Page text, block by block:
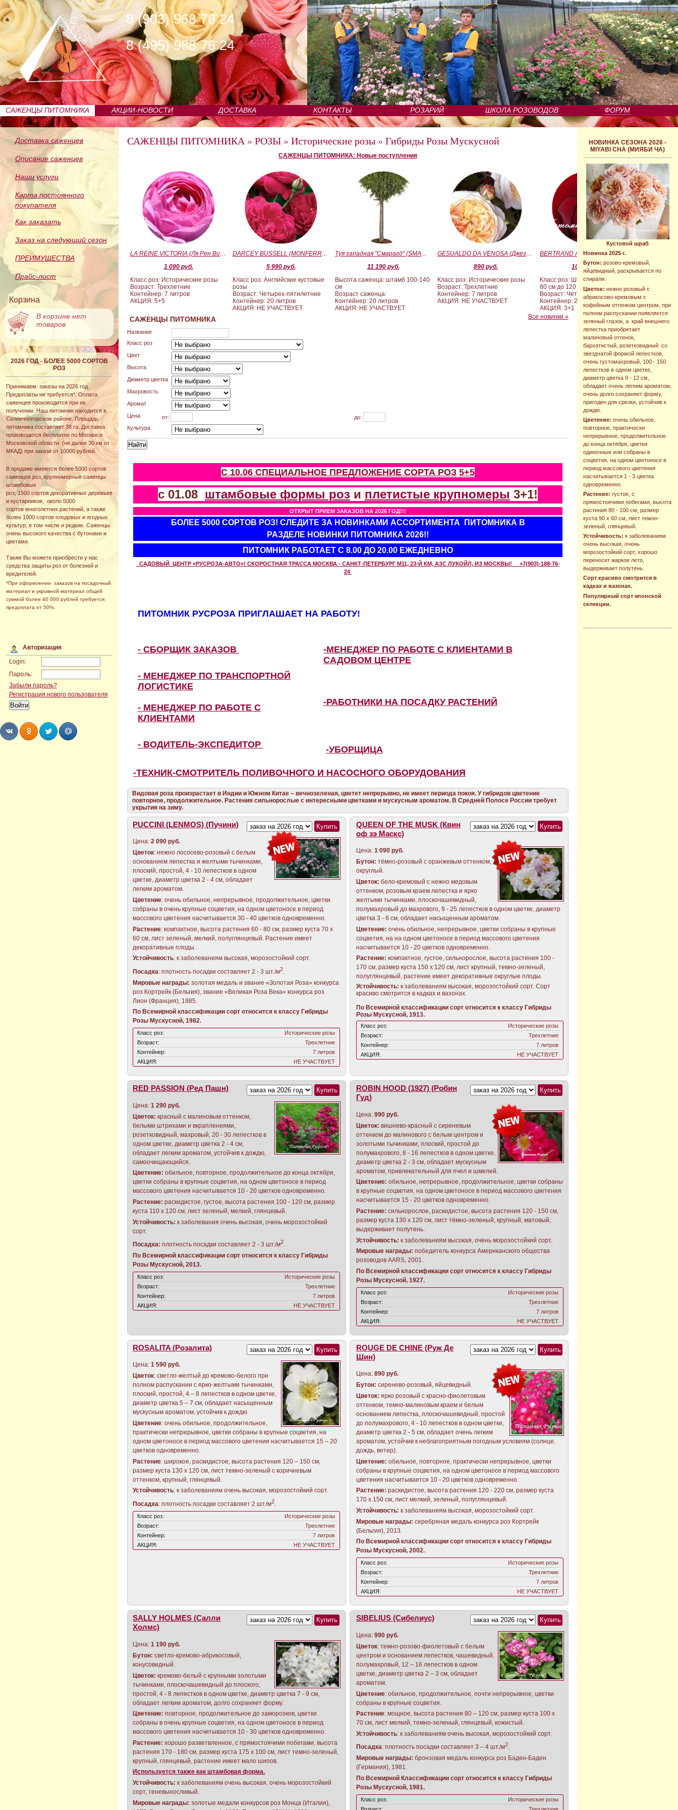
8 (903) 968 76 24
8 (495) 988 76 24
САЖЕНЦЫ ПИТОМНИКА АКЦИИ-НОВОСТИ ДОСТАВКА КОНТАКТЫ РОЗАРИЙ ШКОЛА РОЗОВОДОВ ФОРУМ
Доставка саженцев
Описание саженцев
Наши услуги
Карта постоянного
покупателя
Как заказать
Заказ на следующий сезон
ПРЕИМУЩЕСТВА
Прайс-лист
Корзина
В корзине нет
товаров
2026 ГОД - БОЛЕЕ 5000 СОРТОВ
РОЗ
Принимаем заказы на 2026 год.
Предоплаты не требуется*. Оплата
саженцев производится при их
получении. Наш питомник находится в
Солнечногорском районе. Площадь
питомника составляет 38 га. Доставка
производится бесплатно по Москве и
Московской области (не далее 30 км от
МКАД) при заказе от 10000 рублей.
В продаже имеются более 5000 сортов
саженцев роз, крупномерные саженцы
штамбовых
роз, 1500 сортов декоративных деревьев
и кустарников, около 5000
сортов многолетних растений, а также
более 1000 сортов плодовых и ягодных
культур, в том числе и редкие. Саженцы
очень высокого качества с бутонами и
цветами.
Также Вы можете приобрести у нас
средства защиты роз от болезней и
вредителей.
*При оформлении заказов на посадочный
материал и укрывной материал общей
суммой более 40 000 рублей требуется
предоплата от 50%.
Авторизация
Login:
Пароль:
Забыли пароль?
Регистрация нового пользователя
НОВИНКА СЕЗОНА 2026 -
MIYABI CHA (МИЯБИ ЧА)
Кустовой шраб
Новинка 2025 г.
Бутон: розово-кремовый,
яйцевидный, раскрывается по
спирали.
Цветок: нежно розовый с
абрикосово-кремовым с
кофейным оттенком центром, при
полном распускании появляется
зеленый глазок, а край внешнего
лепестка приобретает
малиновый оттенок,
бархатистый, розетковидный со
звездчатой формой лепестков,
очень густомахровый, 100 - 150
лепестков в одном цветке,
диаметр цветка 9 - 12 см,
обладает очень лёгким ароматом,
очень долго сохраняет форму,
пригоден для срезки, устойчив к
дождю.
Цветение: очень обильное,
повторное, практически
непрерывное, продолжительное
до конца октября, цветки
одиночные или собраны в
соцветия, на одном цветоносе в
период массового цветения
насчитывается 1 - 3 цветка
одновременно.
Растение: густое, с
прямостоячими побегами, высота
растения 80 - 100 см, размер
куста 90 х 60 см, лист темно-
зеленый, глянцевый.
Устойчивость: к заболеваниям
очень высокая, очень
морозостойкий сорт, хорошо
переносит жаркое лето,
выдерживает полутень.
Сорт красиво смотрится в
кадках и вазонах.
Популярный сорт японской
селекции.
САЖЕНЦЫ ПИТОМНИКА » РОЗЫ » Исторические розы » Гибриды Розы Мускусной
САЖЕНЦЫ ПИТОМНИКА: Новые поступления
LA REINE VICTORIA (Ля Рен Виктория)
1 090 руб.
Класс роз: Исторические розы
Возраст: Трехлетние
Контейнер: 7 литров
АКЦИЯ: 5+5
DARCEY BUSSELL (MONFERRATO) (Дарси Басл)
5 990 руб.
Класс роз: Английские кустовые
розы
Возраст: Четырех-пятилетние
Контейнер: 20 литров
АКЦИЯ: НЕ УЧАСТВУЕТ
Туя западная "Смарагд" (SMARAGD) ШТАМБ 100-140
11 190 руб.
Высота саженца: штамб 100-140
см
Возраст саженца:
Контейнер: 20 литров
АКЦИЯ: НЕ УЧАСТВУЕТ
GESUALDO DA VENOSA (Джезуальдо Ди Веноза)
890 руб.
Класс роз: Исторические розы
Возраст: Трехлетние
Контейнер: 7 литров
АКЦИЯ: НЕ УЧАСТВУЕТ
BERTRAND AMOUSSOU (Бертран Амуссу)
10 000 руб.
Класс роз: Штамбовые формы от
80 см до 120 см
Возраст: Четырех-пятилетние
Контейнер: 20 литров
АКЦИЯ: 3+1
Все новинки »
САЖЕНЦЫ ПИТОМНИКА
Название
Класс роз
Цвет
Высота
Диаметр цветка
Махровость
Аромат
Цена
от:
до:
Культура
С 10.06 СПЕЦИАЛЬНОЕ ПРЕДЛОЖЕНИЕ СОРТА РОЗ 5+5
с 01.08 штамбовые формы роз и плетистые крупномеры 3+1!
ОТКРЫТ ПРИЕМ ЗАКАЗОВ НА 2026 ГОД!!!
БОЛЕЕ 5000 СОРТОВ РОЗ! СЛЕДИТЕ ЗА НОВИНКАМИ АССОРТИМЕНТА ПИТОМНИКА В
РАЗДЕЛЕ НОВИНКИ ПИТОМНИКА 2026!!
ПИТОМНИК РАБОТАЕТ С 8.00 ДО 20.00 ЕЖЕДНЕВНО
САДОВЫЙ ЦЕНТР «РУСРОЗА-АВТО»! СКОРОСТНАЯ ТРАССА МОСКВА - САНКТ-ПЕТЕРБУРГ М11, 23-Й КМ, АЗС ЛУКОЙЛ, ИЗ МОСКВЫ! +7(903)-188-76-
24
ПИТОМНИК РУСРОЗА ПРИГЛАШАЕТ НА РАБОТУ!
- СБОРЩИК ЗАКАЗОВ
-МЕНЕДЖЕР ПО РАБОТЕ С КЛИЕНТАМИ В
САДОВОМ ЦЕНТРЕ
- МЕНЕДЖЕР ПО ТРАНСПОРТНОЙ
ЛОГИСТИКЕ
- МЕНЕДЖЕР ПО РАБОТЕ С
КЛИЕНТАМИ
-РАБОТНИКИ НА ПОСАДКУ РАСТЕНИЙ
- ВОДИТЕЛЬ-ЭКСПЕДИТОР -УБОРЩИЦА
-ТЕХНИК-СМОТРИТЕЛЬ ПОЛИВОЧНОГО И НАСОСНОГО ОБОРУДОВАНИЯ
Видовая роза произрастает в Индии и Южном Китае – вечнозеленая, цветет непрерывно, не имеет периода покоя. У гибридов цветение
повторное, продолжительное. Растения сильнорослые с интересными цветками и мускусным ароматом. В Средней Полосе России требует
укрытия на зиму.
PUCCINI (LENMOS) (Пучини)
Цена:2 090 руб.
Цветок: нежно лососево-розовый с белым
основанием лепестка и желтыми тычинками,
плоский, простой, 4 - 10 лепестков в одном
цветке, диаметр цветка 2 - 4 см, обладает
легким ароматом.
Цветение: очень обильное, непрерывное, продолжительное, цветки
собраны в очень крупные соцветия, на одном цветоносе в период
массового цветения насчитывается 30 - 40 цветков одновременно.
Растение: компактное, высота растения 60 - 80 см, размер куста 70 х
60 см, лист зеленый, мелкий, полуглянцевый. Растение имеет
декоративные плоды.
Устойчивость: к заболеваниям высокая, морозостойкий сорт.
Посадка: плотность посадки составляет 2 - 3 шт./м2.
Мировые награды: золотая медаль и звание «Золотая Роза» конкурса
роз Кортрейк (Бельгия), звание «Великая Роза Века» конкурса роз
Лион (Франция), 1985.
По Всемирной классификации сорт относится к классу Гибриды
Розы Мускусной, 1982.
Класс роз:
Исторические розы
Возраст:
Трехлетние
Контейнер:
7 литров
АКЦИЯ:
НЕ УЧАСТВУЕТ
QUEEN OF THE MUSK (Квин
оф зэ Маскс)
Цена:1 090 руб.
Бутон: тёмно-розовый с оранжевым оттенком,
округлый.
Цветок: бело-кремовый с нежно медовым
оттенком, розовым краем лепестка и ярко
желтыми тычинками, плоскочашевидный,
полумахровый до махрового, 9 - 25 лепестков в одном цветке, диаметр
цветка 3 - 6 см, обладает насыщенным ароматом.
Цветение: очень обильное, непрерывное, цветки собраны в крупные
соцветия, на на одном цветоносе в период массового цветения
насчитывается 10 - 20 цветков одновременно.
Растение: компактное, густое, сильнорослое, высота растения 100 -
170 см, размер куста 150 х 120 см, лист крупный, темно-зеленый,
полуглянцевый, растение имеет декоративные округлые плоды.
Устойчивость:к заболеваниям высокая, морозостойкий сорт. Сорт
красиво смотрится в кадках и вазонах.
По Всемирной классификации сорт относится к классу Гибриды
Розы Мускусной, 1913.
Класс роз:
Исторические розы
Возраст:
Трехлетние
Контейнер:
7 литров
АКЦИЯ:
НЕ УЧАСТВУЕТ
RED PASSION (Ред Пашн)
Цена:1 290 руб.
Цветок: красный с малиновым оттенком,
белыми штрихами и вкраплениями,
розетковидный, махровый, 20 - 30 лепестков в
одном цветке, диаметр цветка 2 - 4 см,
обладает легким ароматом, устойчив к дождю,
самоочищающийся.
Цветение:обильное, повторное, продолжительное до конца октября,
цветки собраны в крупные соцветия, на одном цветоносе в период
массового цветения насчитывается 10 - 20 цветков одновременно.
Растение: раскидистое, густое, высота растения 100 - 120 см, размер
куста 110 х 120 см, лист зеленый, мелкий, глянцевый.
Устойчивость:к заболевания очень высокая, очень морозостойкий
сорт.
Посадка:плотность посадки составляет 2 - 3 шт./м2.
По Всемирной классификации сорт относится к классу Гибриды
Розы Мускусной, 2013.
Класс роз:
Исторические розы
Возраст:
Трехлетние
Контейнер:
7 литров
АКЦИЯ:
НЕ УЧАСТВУЕТ
ROBIN HOOD (1927) (Робин
Гуд)
Цена:990 руб.
Цветок: вишнево-красный с сиреневым
оттенком до малинового с белым центром и
золотыми тычинками, плоский, простой до
полумахрового, 8 - 16 лепестков в одном цветке,
диаметр цветка 2 - 3 см, обладает мускусным
ароматом, привлекательный для пчел и шмелей.
Цветение:обильное, непрерывное, продолжительное, цветки собраны
в крупные соцветия, на одном цветоносе в период массового цветения
насчитывается 15 - 20 цветков одновременно.
Растение:сильнорослое, раскидистое, высота растения 120 - 150 см,
размер куста 130 х 120 см, лист тёмно-зеленый, крупный, матовый,
выдерживает полутень.
Устойчивость: к заболеваниям высокая, очень морозостойкий сорт.
Мировые награды: победитель конкурса Американского общества
розоводов AARS, 2001.
По Всемирной классификации сорт относится к классу Гибриды
Розы Мускусной, 1927.
Класс роз:
Исторические розы
Возраст:
Трехлетние
Контейнер:
7 литров
АКЦИЯ:
НЕ УЧАСТВУЕТ
ROSALITA (Розалита)
Цена:1 590 руб.
Цветок: светло-желтый до кремово-белого при
полном распускании с ярко-желтыми тычинками,
плоский, простой, 4 – 8 лепестков в одном цветке,
диаметр цветка 5 – 7 см, обладает насыщенным
мускусным ароматом, устойчив к дождю.
Цветение: очень обильное, продолжительное,
практически непрерывное, цветки собраны в крупные соцветия, на
одном цветоносе в период массового цветения насчитывается 15 – 20
цветков одновременно.
Растение: широкое, раскидистое, высота растения 120 – 150 см,
размер куста 130 х 120 см, лист темно-зеленый с коричневым
оттенком, крупный, глянцевый.
Устойчивость: к заболеваниям очень высокая, морозостойкий сорт.
Посадка: плотность посадки составляет 2 шт./м2.
Класс роз:
Исторические розы
Возраст:
Трехлетние
Контейнер:
7 литров
АКЦИЯ:
НЕ УЧАСТВУЕТ
ROUGE DE CHINE (Руж Де
Шин)
Цена:890 руб.
Бутон:сиренево-розовый, яйцевидный.
Цветок:ярко розовый с красно-фиолетовым
оттенком, темно-малиновым краем и белым
основанием лепестка, плоскочашевидный, простой
до полумахрового, 4 - 10 лепестков в одном цветке,
диаметр цветка 2 - 5 см, обладает очень легким
ароматом, устойчив к неблагоприятным погодным условиям (солнце,
дождь, ветер).
Цветение:обильное, повторное, практически непрерывное, цветки
собраны в крупные соцветия, на одном цветоносе в период массового
цветения насчитывается 10 - 20 цветков одновременно.
Растение:раскидистое, высота растения 120 - 220 см, размер куста
170 х 150 см, лист мелкий, зеленый, полуглянцевый.
Устойчивость:к заболеваниям высокая, морозостойкий сорт.
Мировые награды:серебряная медаль конкурса роз Кортрейк
(Бельгия), 2013.
По Всемирной классификации сорт относится к классу Гибриды
Розы Мускусной, 2002.
Класс роз:
Исторические розы
Возраст:
Трехлетние
Контейнер:
7 литров
АКЦИЯ:
НЕ УЧАСТВУЕТ
SALLY HOLMES (Салли
Холмс)
Цена:1 190 руб.
Бутон: светло-кремово-абрикосовый,
конусовидный.
Цветок: кремово-белый с крупными золотыми
тычинками, плоскочашевидный до плоского,
простой, 4 - 8 лепестков в одном цветке, диаметр цветка 7 - 9 см,
обладает легким ароматом, долго сохраняет форму.
Цветение: повторное, продолжительное до заморозков, цветки
собраны в очень крупные соцветия, на одном цветоносе в период
массового цветения насчитывается 10 - 30 цветков одновременно.
Растение: хорошо разветвленное, с прямостоячими побегами, высота
растения 170 - 180 см, размер куста 175 х 100 см, лист темно-зеленый,
крупный, глянцевый, растение имеет мало шипов.
Используется также как штамбовая форма.
Устойчивость: к заболеваниям очень высокая, очень морозостойкий
сорт, теневыносливый.
Мировые награды: золотые медали конкурсов роз Монца (Италия),
SIBELIUS (Сибелиус)
Цена:990 руб.
Цветок: темно-розово-фиолетовый с белым
центром и основанием лепестков, чашевидный,
полумахровый, 12 – 16 лепестков в одном
цветке, диаметр цветка 2 – 3 см, обладает
ароматом.
Цветение: обильное, продолжительное, почти непрерывное, цветки
собраны в крупные соцветия.
Растение: мощное, высота растения 80 – 120 см, размер куста 100 х
70 см, лист мелкий, темно-зеленый, глянцевый, кожистый.
Устойчивость: к заболеваниям очень высокая, морозостойкий сорт.
Посадка: плотность посадки составляет 3 – 4 шт./м2.
Мировые награды: бронзовая медаль конкурса роз Баден-Баден
(Германия), 1981.
По Всемирной Классификации сорт относится к классу Гибриды
Розы Мускусной, 1981.
Класс роз:
Исторические розы